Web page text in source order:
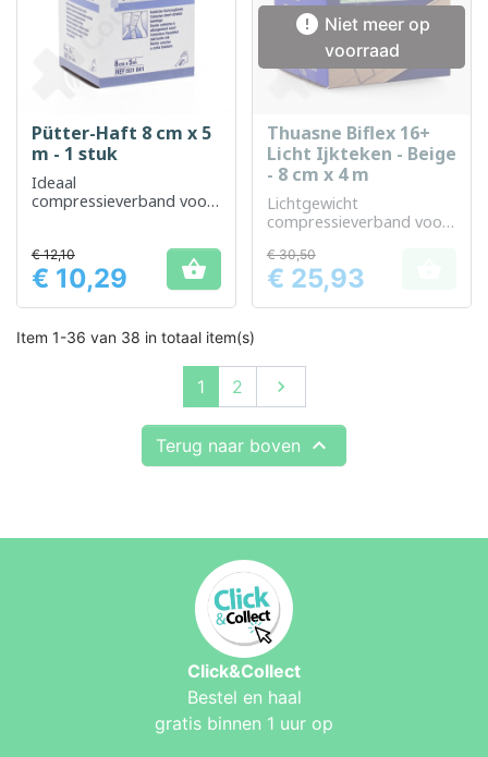
Pütter-Haft 8 cm x 5
m - 1 stuk
Ideaal
compressieverband voor
Prijs
€ 12,10
€ 10,29 
 Niet meer op
voorraad
Thuasne Biflex 16+
Licht Ijkteken - Beige
- 8 cm x 4 m
Lichtgewicht
compressieverband voor
en geoptimaliseerde
genezing
Prijs
€ 30,50
€ 25,93
Item 1-36 van 38 in totaal item(s)
1 2 Volgende

Terug naar boven 
Click&Collect
Bestel en haal
gratis binnen 1 uur op